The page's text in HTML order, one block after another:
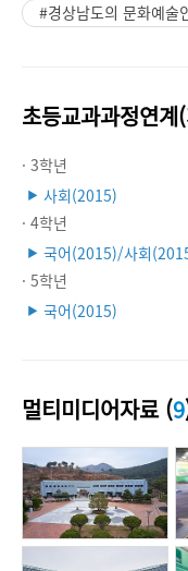
#경상남도의 문화예술
초등교과과정연계
· 3학년
▶ 사회(2015)
· 4학년
▶ 국어(2015)/사회
· 5학년
▶ 국어(2015)
멀티미디어자료 (9